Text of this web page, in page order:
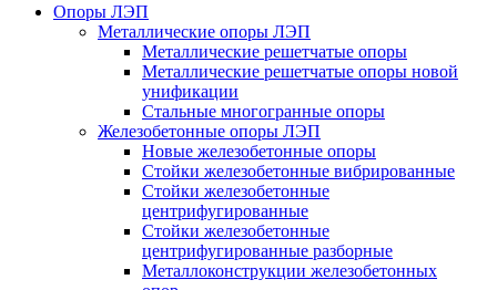
Опоры ЛЭП
Металлические опоры ЛЭП
Металлические решетчатые опоры
Металлические решетчатые опоры новой
унификации
Стальные многогранные опоры
Железобетонные опоры ЛЭП
Новые железобетонные опоры
Стойки железобетонные вибрированные
Стойки железобетонные
центрифугированные
Стойки железобетонные
центрифугированные разборные
Металлоконструкции железобетонных